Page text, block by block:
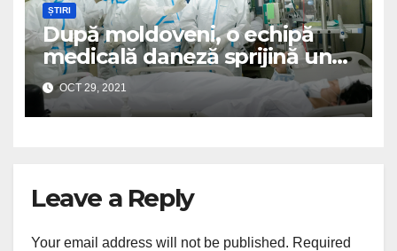
ȘTIRI
După moldoveni, o echipă
medicală daneză sprijină un
spital românesc
OCT 29, 2021
Leave a Reply
Your email address will not be published. Required